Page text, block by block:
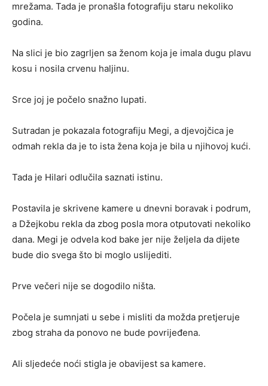
mrežama. Tada je pronašla fotografiju staru nekoliko
godina.
Na slici je bio zagrljen sa ženom koja je imala dugu plavu
kosu i nosila crvenu haljinu.
Srce joj je počelo snažno lupati.
Sutradan je pokazala fotografiju Megi, a djevojčica je
odmah rekla da je to ista žena koja je bila u njihovoj kući.
Tada je Hilari odlučila saznati istinu.
Postavila je skrivene kamere u dnevni boravak i podrum,
a Džejkobu rekla da zbog posla mora otputovati nekoliko
dana. Megi je odvela kod bake jer nije željela da dijete
bude dio svega što bi moglo uslijediti.
Prve večeri nije se dogodilo ništa.
Počela je sumnjati u sebe i misliti da možda pretjeruje
zbog straha da ponovo ne bude povrijeđena.
Ali sljedeće noći stigla je obavijest sa kamere.